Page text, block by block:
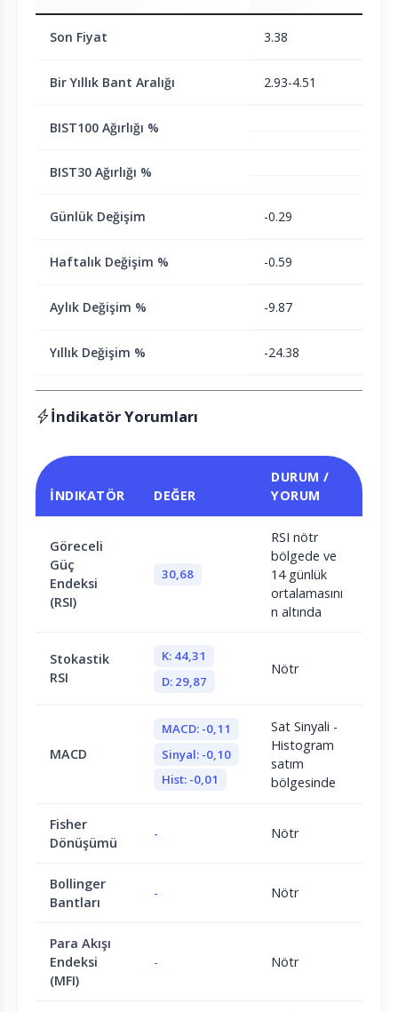
Son Fiyat 3.38
Bir Yıllık Bant Aralığı 2.93-4.51
BIST100 Ağırlığı %
BIST30 Ağırlığı %
Günlük Değişim -0.29
Haftalık Değişim % -0.59
Aylık Değişim % -9.87
Yıllık Değişim % -24.38
İndikatör Yorumları
İNDIKATÖR DEĞER
DURUM /
YORUM
Göreceli
Güç
Endeksi
(RSI)
30,68
RSI nötr
bölgede ve
14 günlük
ortalamasını
n altında
Stokastik
RSI
K: 44,31
D: 29,87
Nötr
MACD
MACD: -0,11
Sinyal: -0,10
Hist: -0,01
Sat Sinyali -
Histogram
satım
bölgesinde
Fisher
Dönüşümü
- Nötr
Bollinger
Bantları
- Nötr
Para Akışı
Endeksi
(MFI)
- Nötr